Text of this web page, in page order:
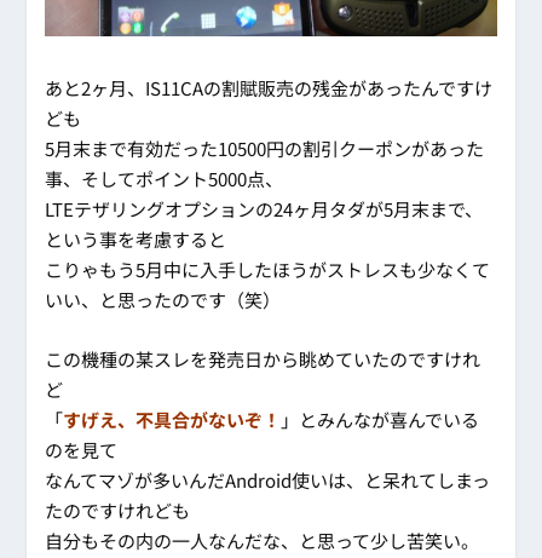
あと2ヶ月、IS11CAの割賦販売の残金があったんですけ
ども
5月末まで有効だった10500円の割引クーポンがあった
事、そしてポイント5000点、
LTEテザリングオプションの24ヶ月タダが5月末まで、
という事を考慮すると
こりゃもう5月中に入手したほうがストレスも少なくて
いい、と思ったのです（笑）
この機種の某スレを発売日から眺めていたのですけれ
ど
「すげえ、不具合がないぞ！ 」とみんなが喜んでいる
のを見て
なんてマゾが多いんだAndroid使いは、と呆れてしまっ
たのですけれども
自分もその内の一人なんだな、と思って少し苦笑い。